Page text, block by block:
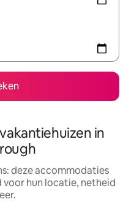
in
deze accommodaties
hun locatie, netheid